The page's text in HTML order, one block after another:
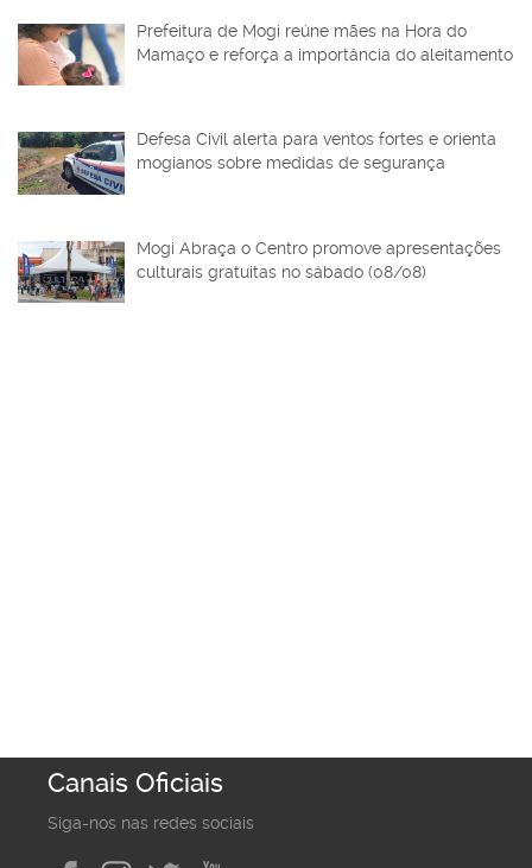
Prefeitura de Mogi reúne mães na Hora do
Mamaço e reforça a importância do aleitamento
Defesa Civil alerta para ventos fortes e orienta
mogianos sobre medidas de segurança
Mogi Abraça o Centro promove apresentações
culturais gratuitas no sábado (08/08)
Canais Oficiais
Siga-nos nas redes sociais